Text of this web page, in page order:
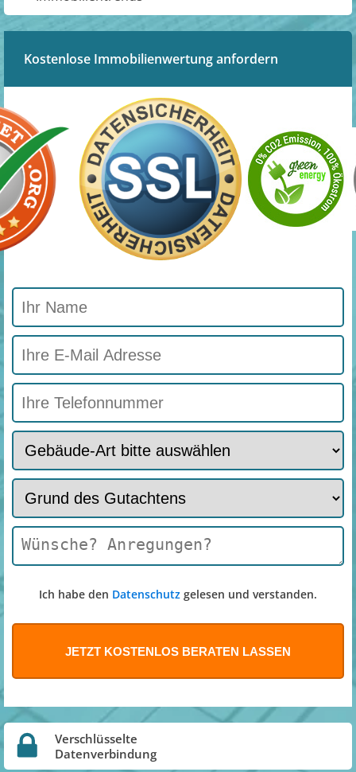
Kostenlose Immobilienwertung anfordern
Ich habe den Datenschutz gelesen und verstanden.
Verschlüsselte
Datenverbindung